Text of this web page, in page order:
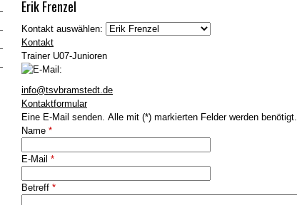
Erik Frenzel
Kontakt auswählen:
Kontakt
Trainer U07-Junioren
info@tsvbramstedt.de
Kontaktformular
Eine E-Mail senden. Alle mit (*) markierten Felder werden benötigt.
Name *
E-Mail *
Betreff *